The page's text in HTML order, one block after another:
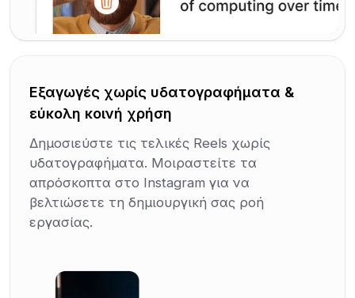
Εξαγωγές χωρίς υδατογραφήματα &
εύκολη κοινή χρήση
Δημοσιεύστε τις τελικές Reels χωρίς
υδατογραφήματα. Μοιραστείτε τα
απρόσκοπτα στο Instagram για να
βελτιώσετε τη δημιουργική σας ροή
εργασίας.